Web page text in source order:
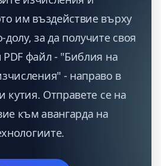
им въздействие върху
за да получите своя
PDF файл - "Библия на
- направо в
кутия. Отправете се на
към авангарда на